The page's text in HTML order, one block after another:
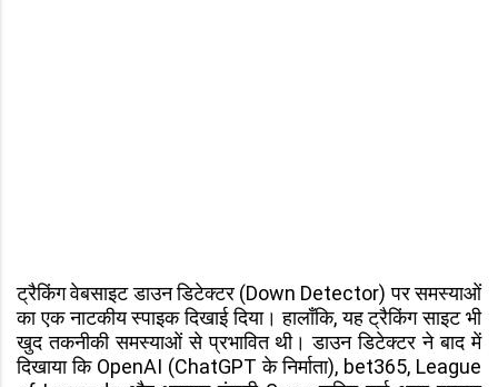
ट्रैकिंग वेबसाइट डाउन डिटेक्टर (Down Detector) पर समस्याओं
का एक नाटकीय स्पाइक दिखाई दिया। हालाँकि, यह ट्रैकिंग साइट भी
खुद तकनीकी समस्याओं से प्रभावित थी। डाउन डिटेक्टर ने बाद में
दिखाया कि OpenAI (ChatGPT के निर्माता), bet365, League